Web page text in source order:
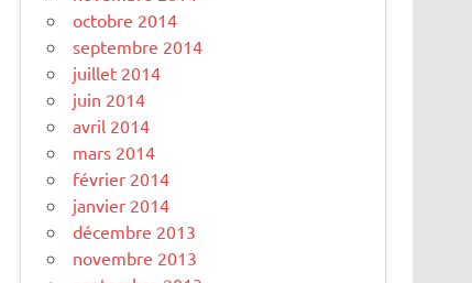
octobre 2014
septembre 2014
juillet 2014
juin 2014
avril 2014
mars 2014
février 2014
janvier 2014
décembre 2013
novembre 2013